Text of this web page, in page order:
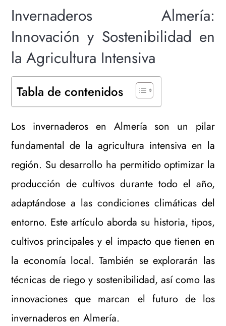
Invernaderos Almería:
Innovación y Sostenibilidad en
la Agricultura Intensiva
Tabla de contenidos
Los invernaderos en Almería son un pilar
fundamental de la agricultura intensiva en la
región. Su desarrollo ha permitido optimizar la
producción de cultivos durante todo el año,
adaptándose a las condiciones climáticas del
entorno. Este artículo aborda su historia, tipos,
cultivos principales y el impacto que tienen en
la economía local. También se explorarán las
técnicas de riego y sostenibilidad, así como las
innovaciones que marcan el futuro de los
invernaderos en Almería.